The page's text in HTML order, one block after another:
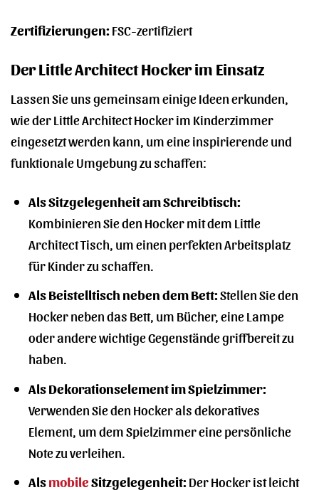
Zertifizierungen:FSC-zertifiziert
Der Little Architect Hocker im Einsatz
Lassen Sie uns gemeinsam einige Ideen erkunden,
wie der Little Architect Hocker im Kinderzimmer
eingesetzt werden kann, um eine inspirierende und
funktionale Umgebung zu schaffen:
Als Sitzgelegenheit am Schreibtisch:
Kombinieren Sie den Hocker mit dem Little
Architect Tisch, um einen perfekten Arbeitsplatz
für Kinder zu schaffen.
Als Beistelltisch neben dem Bett:Stellen Sie den
Hocker neben das Bett, um Bücher, eine Lampe
oder andere wichtige Gegenstände griffbereit zu
haben.
Als Dekorationselement im Spielzimmer:
Verwenden Sie den Hocker als dekoratives
Element, um dem Spielzimmer eine persönliche
Note zu verleihen.
AlsmobileSitzgelegenheit:Der Hocker ist leicht